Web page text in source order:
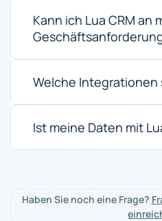
Kann ich Lua CRM an
Welche Integrationen
Ist meine Daten mit
Haben Sie noch eine Frage?